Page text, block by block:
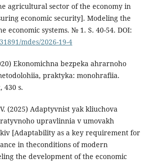
agricultural sector of the economy in
economic security]. Modeling the
economic systems. № 1. S. 40-54. DOI:
mdes/2026-19-4
Ekonomichna bezpeka ahrarnoho
praktyka: monohrafiia.
430 s.
(2025) Adaptyvnist yak kliuchova
upravlinnia v umovakh
[Adaptability as a key requirement for
in theconditions of modern
the development of the economic